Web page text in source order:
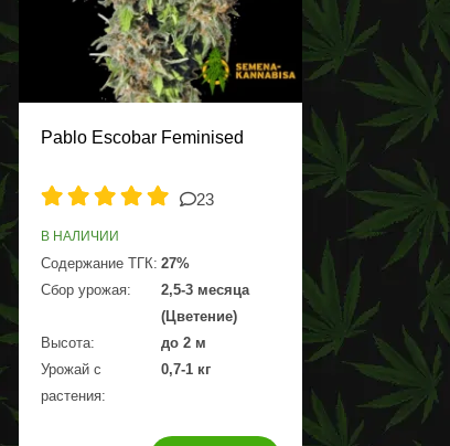
Pablo Escobar Feminised
23
В НАЛИЧИИ
Содержание ТГК: 27%
Сбор урожая:
2,5-3 месяца
(Цветение)
Высота:
до 2 м
Урожай с
растения:
0,7-1 кг